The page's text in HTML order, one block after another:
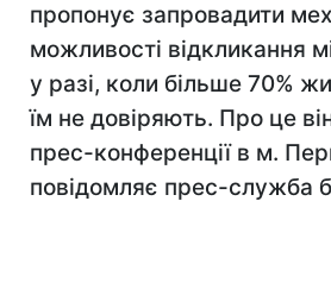
пропонує запровадити
можливості відкликання
у разі, коли більше 70%
їм не довіряють. Про це
прес-конференції в м.
повідомляє прес-служба